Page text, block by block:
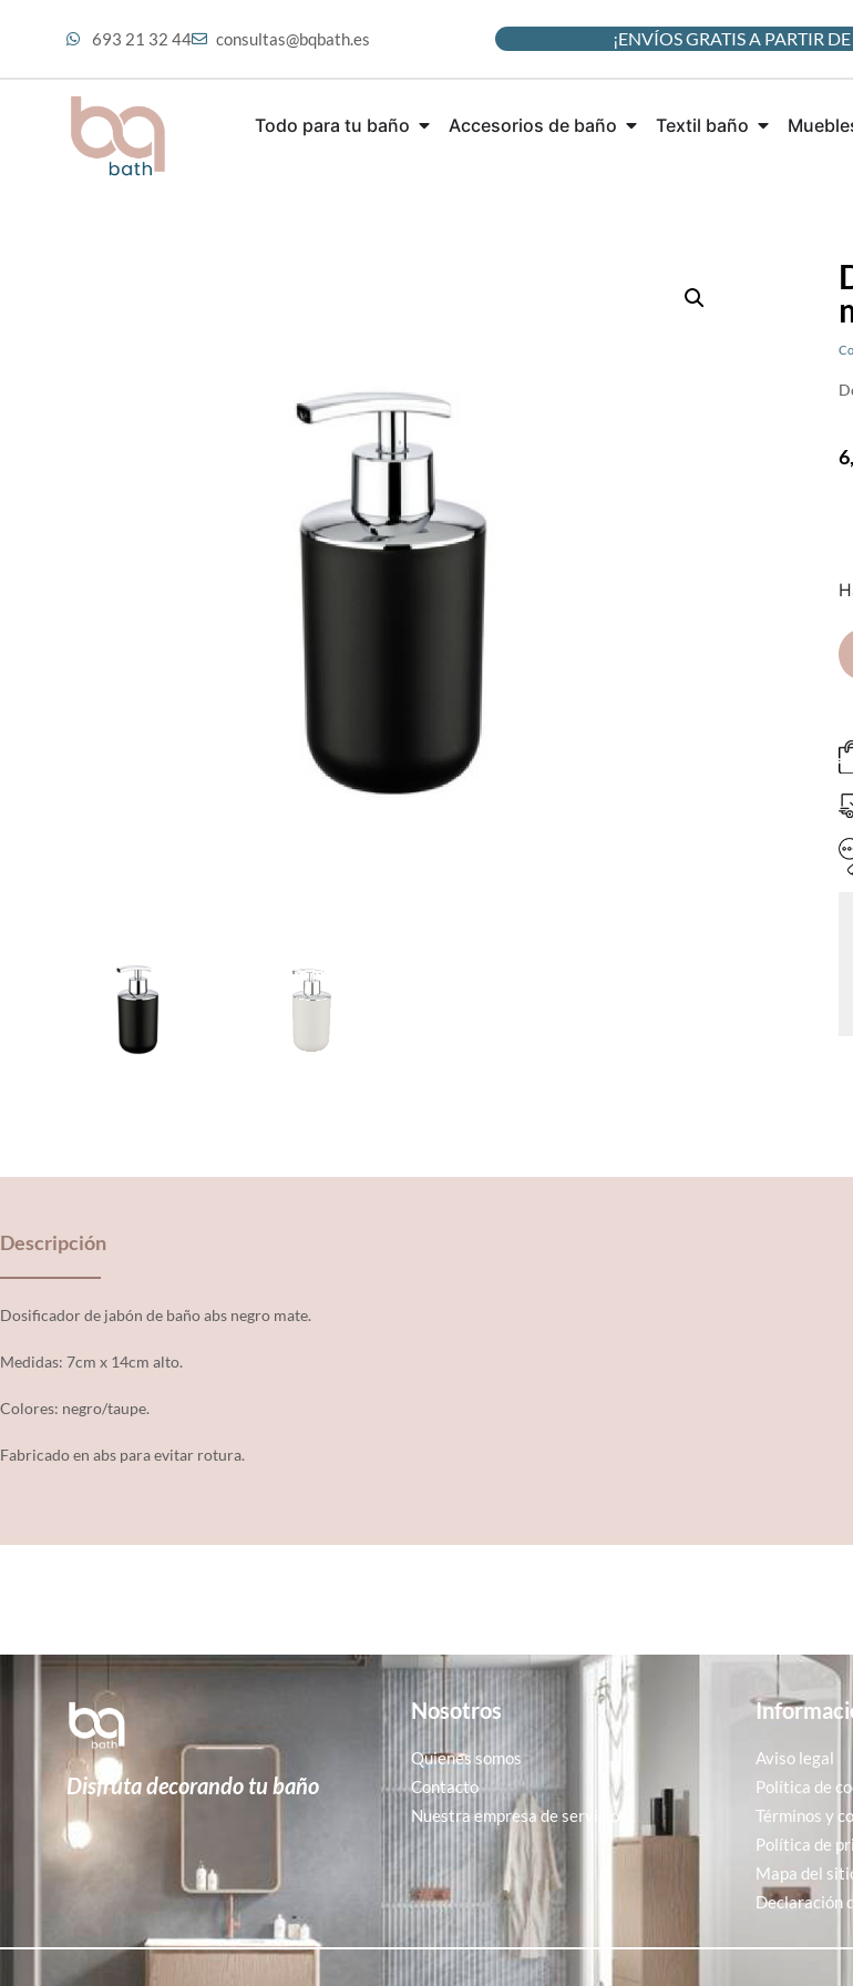
693 21 32 44 consultas@bqbath.es ¡ENVÍOS GRATIS A PARTIR
Todo para tu baño Accesorios de baño Textil baño
Descripción
Dosificador de jabón de baño abs negro mate.
Medidas: 7cm x 14cm alto.
Colores: negro/taupe.
Fabricado en abs para evitar rotura.
Disfruta decorando tu baño
Nosotros
Quienes somos
Contacto
Nuestra empresa de servicios
Aviso legal
Política de
Términos y
Política de
Mapa del
Declaración